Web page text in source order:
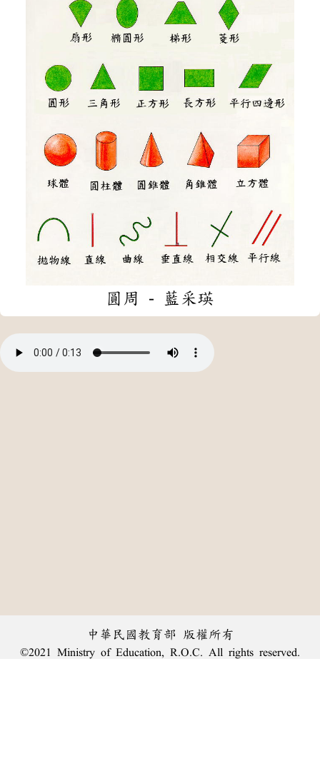
圓周 - 藍采瑛
中華民國教育部 版權所有
©2021 Ministry of Education, R.O.C. All rights reserved.